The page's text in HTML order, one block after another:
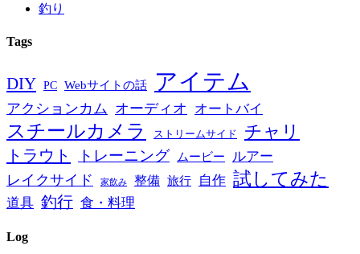
釣り
Tags
DIY PC Webサイトの話 アイテム
アクションカム オーディオ オートバイ
スチールカメラ ストリームサイド チャリ
トラウト トレーニング ムービー
ルアー
レイクサイド
家飲み 整備 旅行 自作 試してみた
道具 釣行 食・料理
Log